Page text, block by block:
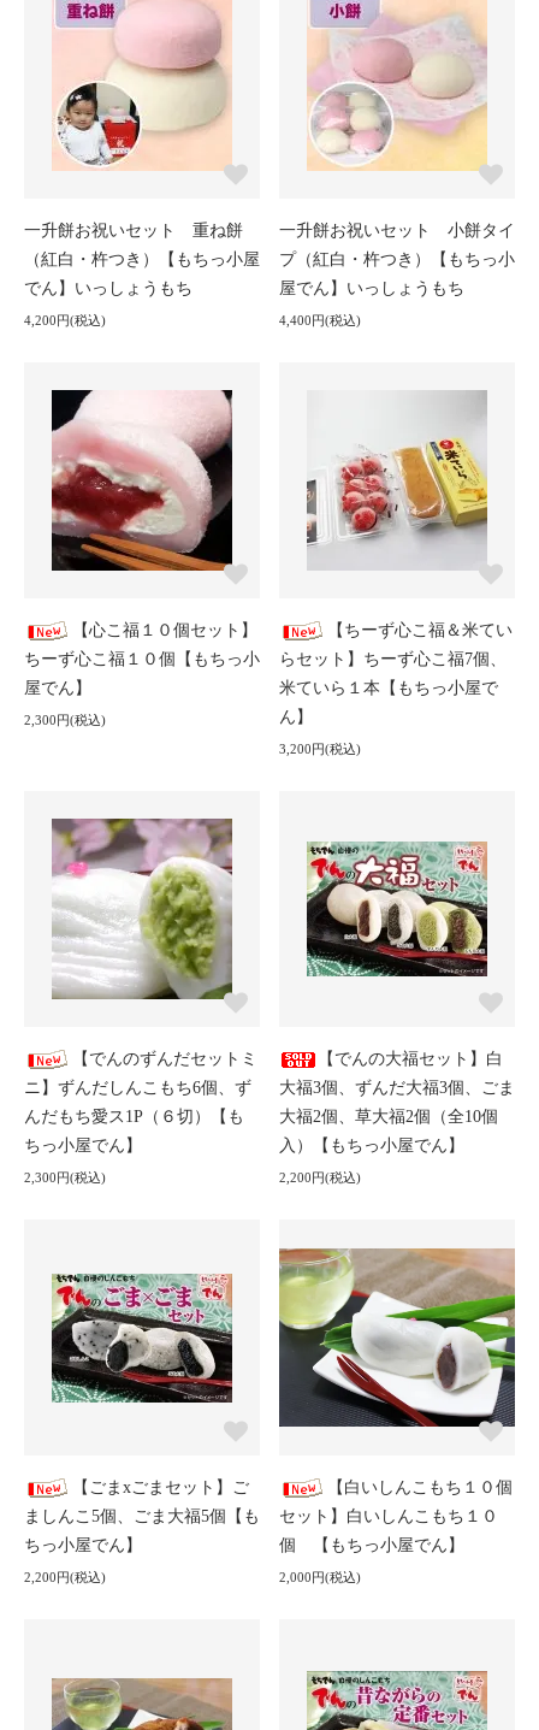
一升餅お祝いセット 重ね餅
（紅白・杵つき）【もちっ小屋
でん】いっしょうもち
4,200円(税込)
一升餅お祝いセット 小餅タイ
プ（紅白・杵つき）【もちっ小
屋でん】いっしょうもち
4,400円(税込)
【心こ福１０個セット】
ちーず心こ福１０個【もちっ小
屋でん】
2,300円(税込)
【ちーず心こ福＆米てい
らセット】ちーず心こ福7個、
米ていら１本【もちっ小屋で
ん】
3,200円(税込)
【でんのずんだセットミ
ニ】ずんだしんこもち6個、ず
んだもち愛ス1P（６切）【も
ちっ小屋でん】
2,300円(税込)
【でんの大福セット】白
大福3個、ずんだ大福3個、ごま
大福2個、草大福2個（全10個
入）【もちっ小屋でん】
2,200円(税込)
【ごまxごまセット】ご
ましんこ5個、ごま大福5個【も
ちっ小屋でん】
2,200円(税込)
【白いしんこもち１０個
セット】白いしんこもち１０
個 【もちっ小屋でん】
2,000円(税込)